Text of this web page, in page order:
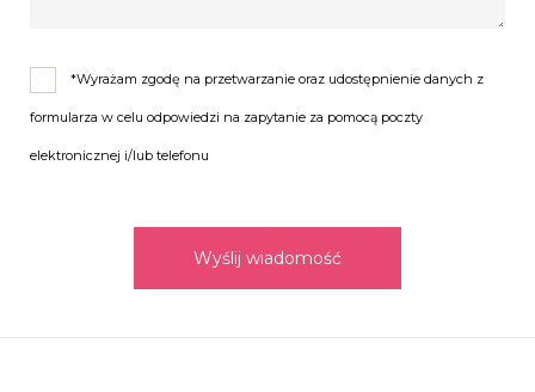
*Wyrażam zgodę na przetwarzanie oraz udostępnienie danych z
formularza w celu odpowiedzi na zapytanie za pomocą poczty
elektronicznej i/lub telefonu
Wyślij wiadomość